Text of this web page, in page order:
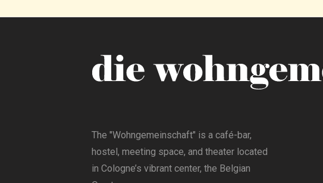
The "Wohngemeinschaft" is a café-bar,
hostel, meeting space, and theater located
in Cologne’s vibrant center, the Belgian